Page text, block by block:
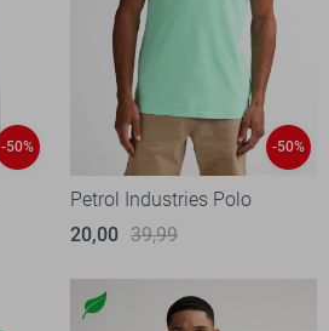
-50% -50%
Petrol Industries Polo
20,00 39,99